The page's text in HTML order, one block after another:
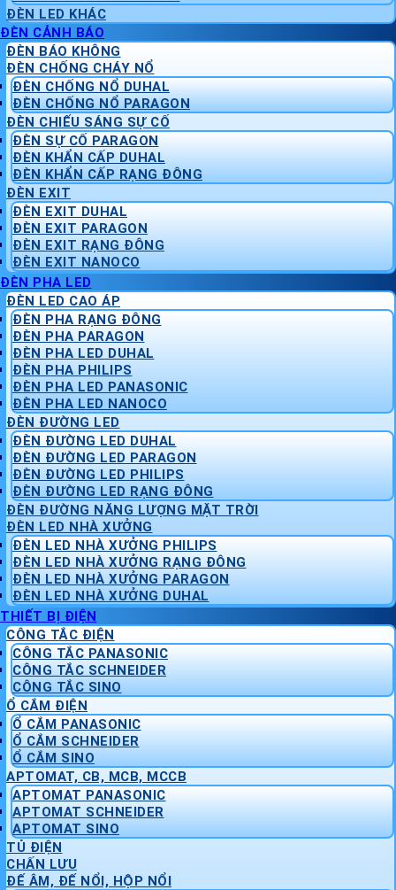
ĐÈN LED KHÁC
ĐÈN CẢNH BÁO
ĐÈN BÁO KHÔNG
ĐÈN CHỐNG CHÁY NỔ
ĐÈN CHỐNG NỔ DUHAL
ĐÈN CHỐNG NỔ PARAGON
ĐÈN CHIẾU SÁNG SỰ CỐ
ĐÈN SỰ CỐ PARAGON
ĐÈN KHẨN CẤP DUHAL
ĐÈN KHẨN CẤP RẠNG ĐÔNG
ĐÈN EXIT
ĐÈN EXIT DUHAL
ĐÈN EXIT PARAGON
ĐÈN EXIT RẠNG ĐÔNG
ĐÈN EXIT NANOCO
ĐÈN PHA LED
ĐÈN LED CAO ÁP
ĐÈN PHA RẠNG ĐÔNG
ĐÈN PHA PARAGON
ĐÈN PHA LED DUHAL
ĐÈN PHA PHILIPS
ĐÈN PHA LED PANASONIC
ĐÈN PHA LED NANOCO
ĐÈN ĐƯỜNG LED
ĐÈN ĐƯỜNG LED DUHAL
ĐÈN ĐƯỜNG LED PARAGON
ĐÈN ĐƯỜNG LED PHILIPS
ĐÈN ĐƯỜNG LED RẠNG ĐÔNG
ĐÈN ĐƯỜNG NĂNG LƯỢNG MẶT TRỜI
ĐÈN LED NHÀ XƯỞNG
ĐÈN LED NHÀ XƯỞNG PHILIPS
ĐÈN LED NHÀ XƯỞNG RẠNG ĐÔNG
ĐÈN LED NHÀ XƯỞNG PARAGON
ĐÈN LED NHÀ XƯỞNG DUHAL
THIẾT BỊ ĐIỆN
CÔNG TẮC ĐIỆN
CÔNG TẮC PANASONIC
CÔNG TẮC SCHNEIDER
CÔNG TẮC SINO
Ổ CẮM ĐIỆN
Ổ CẮM PANASONIC
Ổ CẮM SCHNEIDER
Ổ CẮM SINO
APTOMAT, CB, MCB, MCCB
APTOMAT PANASONIC
APTOMAT SCHNEIDER
APTOMAT SINO
TỦ ĐIỆN
CHẤN LƯU
ĐẾ ÂM, ĐẾ NỔI, HỘP NỔI